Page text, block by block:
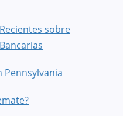
sobre
Pennsylvania